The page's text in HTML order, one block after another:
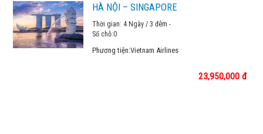
THƯỞNG NGOẠN MÙA THU GIANG NAM
24,990,000 đ
HÀ NỘI – SINGAPORE
Thời gian: 4 Ngày / 3 đêm -
Số chỗ:0
Phương tiện:Vietnam Airlines
23,950,000 đ